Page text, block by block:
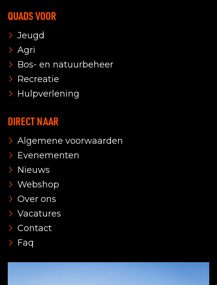
QUADS VOOR
Jeugd
Agri
Bos- en natuurbeheer
Recreatie
Hulpverlening
DIRECT NAAR
Algemene voorwaarden
Evenementen
Nieuws
Webshop
Over ons
Vacatures
Contact
Faq